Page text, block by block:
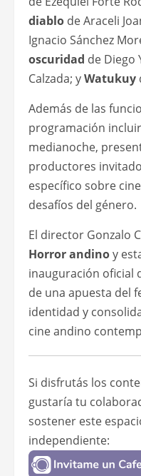
diablo de Araceli
Ignacio Sánchez
oscuridad de Diego
Calzada; yWatukuy
Además de las
programación
medianoche,
productores
específico sobre
desafíos del género.
El director Gonzalo
Horror andinoy
inauguración oficial
de una apuesta del
identidad y
cine andino
Si disfrutás los
gustaría tu
sostener este
independiente: